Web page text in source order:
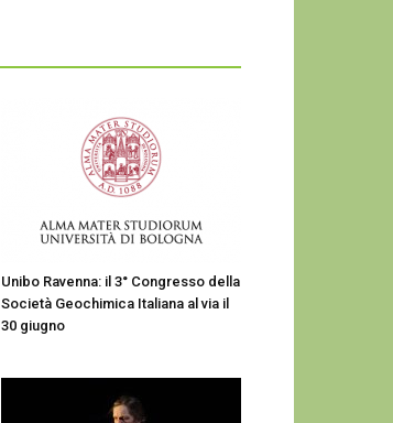
Unibo Ravenna: il 3° Congresso della
Società Geochimica Italiana al via il
30 giugno